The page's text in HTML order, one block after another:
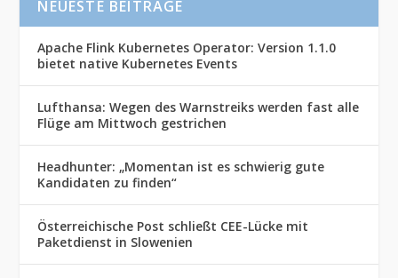
NEUESTE BEITRÄGE
Apache Flink Kubernetes Operator: Version 1.1.0
bietet native Kubernetes Events
Lufthansa: Wegen des Warnstreiks werden fast alle
Flüge am Mittwoch gestrichen
Headhunter: „Momentan ist es schwierig gute
Kandidaten zu finden“
Österreichische Post schließt CEE-Lücke mit
Paketdienst in Slowenien